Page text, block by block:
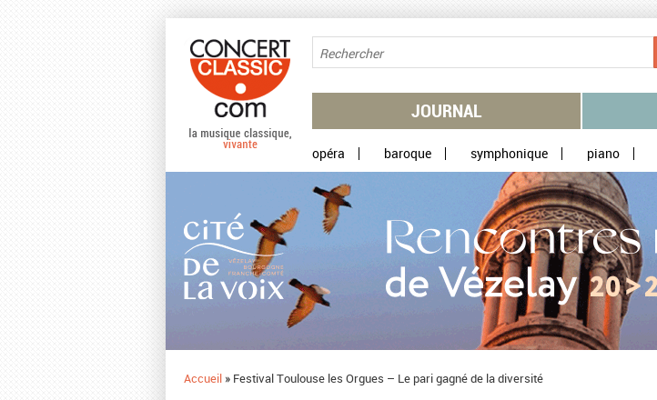
JOURNAL
opéra baroque symphonique piano
Accueil » Festival Toulouse les Orgues – Le pari gagné de la diversité